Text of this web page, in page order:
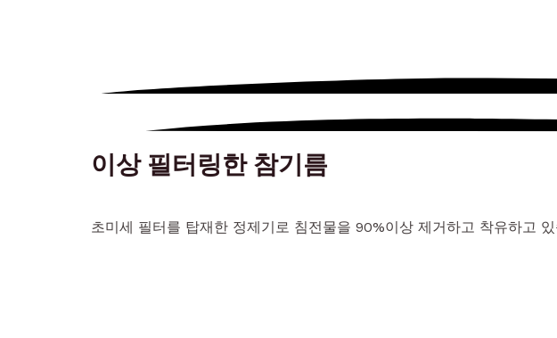
이상 필터링한 참기름
초미세 필터를 탑재한 정제기로 침전물을 90%이상 제거하고 착유하고